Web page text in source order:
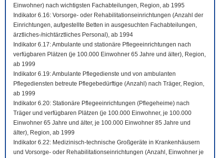
Einwohner) nach wichtigsten Fachabteilungen, Region, ab 1995
Indikator 6.16: Vorsorge- oder Rehabilitationseinrichtungen (Anzahl der
Einrichtungen, aufgestellte Betten in ausgesuchten Fachabteilungen,
ärztliches-/nichtärztliches Personal), ab 1994
Indikator 6.17: Ambulante und stationäre Pflegeeinrichtungen nach
verfügbaren Plätzen (je 100.000 Einwohner 65 Jahre und älter), Region,
ab 1999
Indikator 6.19: Ambulante Pflegedienste und von ambulanten
Pflegediensten betreute Pflegebedürftige (Anzahl) nach Träger, Region,
ab 1999
Indikator 6.20: Stationäre Pflegeeinrichtungen (Pflegeheime) nach
Träger und verfügbaren Plätzen (je 100.000 Einwohner, je 100.000
Einwohner 65 Jahre und älter, je 100.000 Einwohner 85 Jahre und
älter), Region, ab 1999
Indikator 6.22: Medizinisch-technische Großgeräte in Krankenhäusern
und Vorsorge- oder Rehabilitationseinrichtungen (Anzahl, Einwohner je